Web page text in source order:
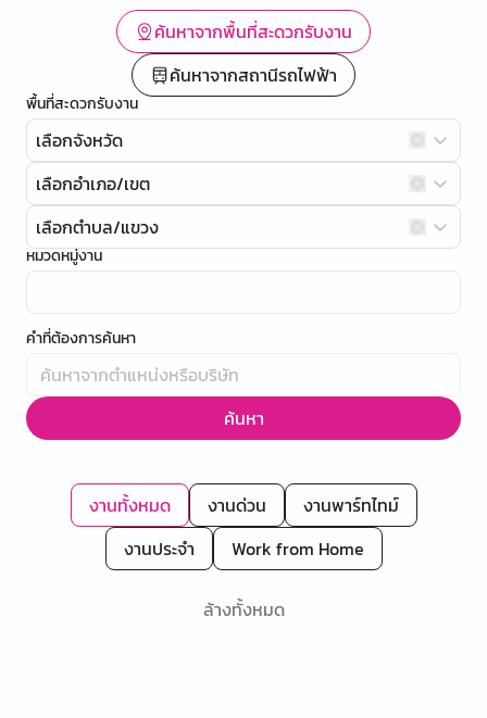
ค้นหาจากพื้นที่สะดวกรับงาน
ค้นหาจากสถานีรถไฟฟ้า
พื้นที่สะดวกรับงาน
เลือกจังหวัด
เลือกอำเภอ/เขต
เลือกตำบล/แขวง
หมวดหมู่งาน
คำที่ต้องการค้นหา
ค้นหา
งานทั้งหมด งานด่วน
งานพาร์ทไทม์
งานประจำ
Work from Home
ล้างทั้งหมด